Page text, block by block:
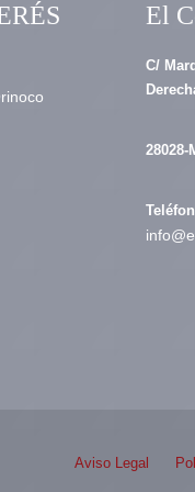
El
C/
28028-
Aviso Legal